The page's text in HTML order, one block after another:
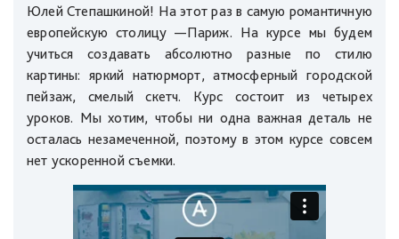
Юлей Степашкиной! На этот раз в самую романтичную
европейскую столицу —Париж. На курсе мы будем
учиться создавать абсолютно разные по стилю
картины: яркий натюрморт, атмосферный городской
пейзаж, смелый скетч. Курс состоит из четырех
уроков. Мы хотим, чтобы ни одна важная деталь не
осталась незамеченной, поэтому в этом курсе совсем
нет ускоренной съемки.